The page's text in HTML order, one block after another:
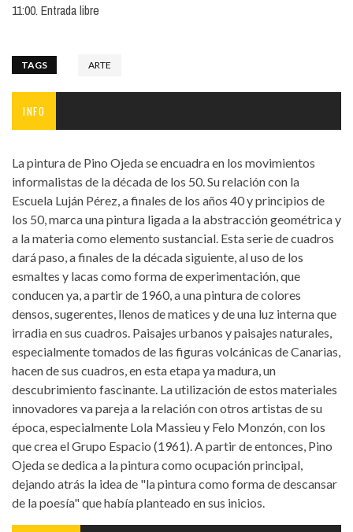
11:00. Entrada libre
TAGS ARTE
INFO
La pintura de Pino Ojeda se encuadra en los movimientos
informalistas de la década de los 50. Su relación con la
Escuela Luján Pérez, a finales de los años 40 y principios de
los 50, marca una pintura ligada a la abstracción geométrica y
a la materia como elemento sustancial. Esta serie de cuadros
dará paso, a finales de la década siguiente, al uso de los
esmaltes y lacas como forma de experimentación, que
conducen ya, a partir de 1960, a una pintura de colores
densos, sugerentes, llenos de matices y de una luz interna que
irradia en sus cuadros. Paisajes urbanos y paisajes naturales,
especialmente tomados de las figuras volcánicas de Canarias,
hacen de sus cuadros, en esta etapa ya madura, un
descubrimiento fascinante. La utilización de estos materiales
innovadores va pareja a la relación con otros artistas de su
época, especialmente Lola Massieu y Felo Monzón, con los
que crea el Grupo Espacio (1961). A partir de entonces, Pino
Ojeda se dedica a la pintura como ocupación principal,
dejando atrás la idea de "la pintura como forma de descansar
de la poesía" que había planteado en sus inicios.